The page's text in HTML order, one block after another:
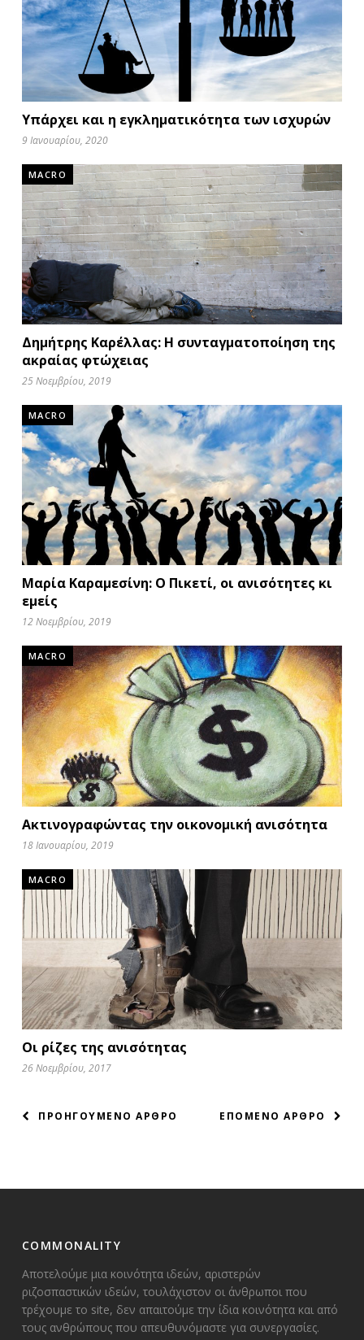
Υπάρχει και η εγκληματικότητα των ισχυρών
9 Ιανουαρίου, 2020
MACRO
Δημήτρης Καρέλλας: Η συνταγματοποίηση της
ακραίας φτώχειας
25 Νοεμβρίου, 2019
MACRO
Μαρία Καραμεσίνη: Ο Πικετί, οι ανισότητες κι
εμείς
12 Νοεμβρίου, 2019
MACRO
Ακτινογραφώντας την οικονομική ανισότητα
18 Ιανουαρίου, 2019
MACRO
Οι ρίζες της ανισότητας
26 Νοεμβρίου, 2017
ΠΛΟΗΓΗΣΗ
ΕΠΟΜΕΝΟ ΑΡΘΡΟ
ΠΡΟΗΓΟΥΜΕΝΟ ΑΡΘΡΟ
COMMONALITY
Αποτελούμε μια κοινότητα ιδεών, αριστερών
ριζοσπαστικών ιδεών, τουλάχιστον οι άνθρωποι που
τρέχουμε το site, δεν απαιτούμε την ίδια κοινότητα και από
τους ανθρώπους που απευθυνόμαστε για συνεργασίες.